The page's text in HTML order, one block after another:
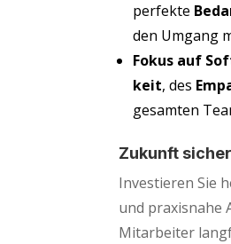
per­fek­te
den Umgang
Fokus auf
keit, des
gesam­ten
Zukunft
Inves­tie­ren Sie
und pra­xis­na­he
Mit­ar­bei­ter